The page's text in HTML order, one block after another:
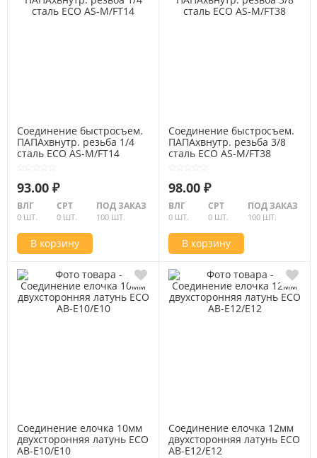
Соединение быстросъем.
ПАПАхвнутр. резьба 1/4
сталь ECO AS-M/FT14
93.00 ₽
ВЛГ
0 ШТ.
СРТ
0 ШТ.
ПОД ЗАКАЗ
100 ШТ.
В корзину
Соединение быстросъем.
ПАПАхвнутр. резьба 3/8
сталь ECO AS-M/FT38
98.00 ₽
ВЛГ
0 ШТ.
СРТ
0 ШТ.
ПОД ЗАКАЗ
100 ШТ.
В корзину
Соединение елочка 10мм
двухсторонняя латунь ECO
AB-E10/E10
Соединение елочка 12мм
двухсторонняя латунь ECO
AB-E12/E12